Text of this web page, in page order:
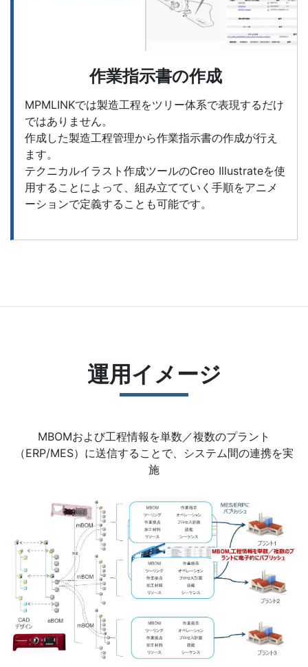
作業指示書の作成
MPMLINKでは製造工程をツリー体系で表現するだけ
ではありません。
作成した製造工程管理から作業指示書の作成が行え
ます。
テクニカルイラスト作成ツールのCreo Illustrateを使
用することによって、組み立てていく手順をアニメ
ーションで定義することも可能です。
運用イメージ
MBOMおよび工程情報を単数／複数のプラント
（ERP/MES）に送信することで、システム間の連携を実
施